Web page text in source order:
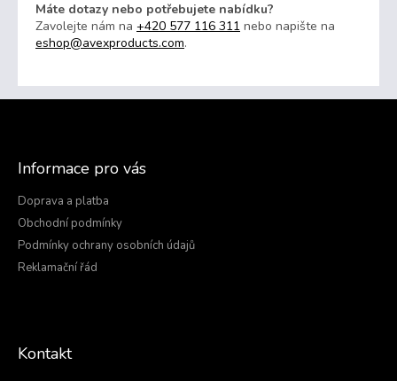
Máte dotazy nebo potřebujete nabídku?
Zavolejte nám na +420 577 116 311 nebo napište na
eshop@avexproducts.com.
Informace pro vás
Doprava a platba
Obchodní podmínky
Podmínky ochrany osobních údajů
Reklamační řád
Kontakt